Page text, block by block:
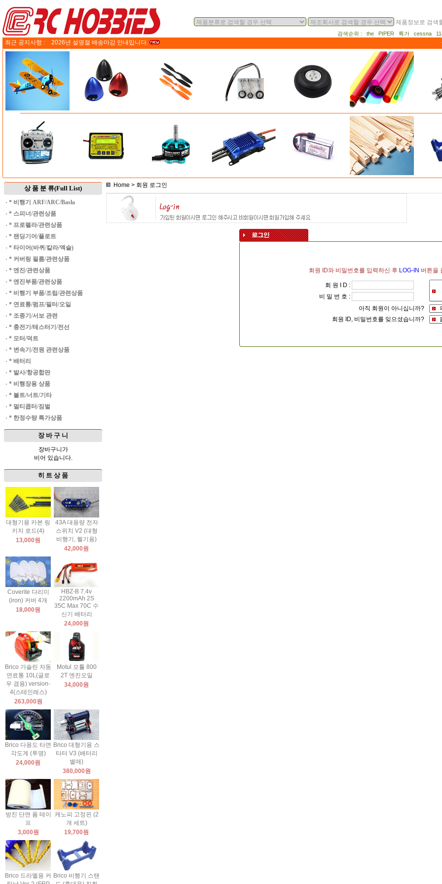
제품정보로 검색
검색순위 : the PIPER 특가 cessna
최근 공지사항 : 2026년 설명절 배송마감 안내입니다.
상 품 분 류(Full List)
· * 비행기 ARF/ARC/Basla
· * 스피너/관련상품
· * 프로펠라/관련상품
· * 랜딩기어/플로트
· * 타이어(바퀴/칼라/엑슬)
· * 커버링 필름/관련상품
· * 엔진/관련상품
· * 엔진부품/관련상품
· * 비행기 부품/조립/관련상품
· * 연료통/펌프/필터/오일
· * 조종기/서보 관련
· * 충전기/테스터기/전선
· * 모터/덕트
· * 변속기/전원 관련상품
· * 배터리
· * 발사/항공합판
· * 비행장용 상품
· * 볼트/너트/기타
· * 멀티콥터/짐벌
· * 한정수량 특가상품
장 바 구 니
장바구니가
비어 있습니다.
히 트 상 품
대형기용 카본 링
키지 로드(4)
13,000원
43A 대용량 전자
스위치 V2 (대형
비행기, 헬기용)
42,000원
Coverite 다리미
(iron) 커버 4개
18,000원
HBZ-B 7.4v
2200mAh 2S
35C Max 70C 수
신기 배터리
24,000원
Brico 가솔린 자동
연료통 10L(글로
우 겸용) version-
4(스테인레스)
263,000원
Motul 모튤 800
2T 엔진오일
34,000원
Brico 다용도 타면
각도계 (투명)
24,000원
Brico 대형기용 스
타터 V3 (배터리
별매)
380,000원
방진 단면 폼 테이
프
3,000원
캐노피 고정핀 (2
개 세트)
19,700원
Brico 드라멜용 커
Brico 비행기 스탠
Home > 회원 로그인
회원 ID와 비밀번호를 입력하신 후 LOG-IN 버튼을
회 원 I D :
비 밀 번 호 :
아직 회원이 아니십니까?
회원 ID, 비밀번호를 잊으셨습니까?